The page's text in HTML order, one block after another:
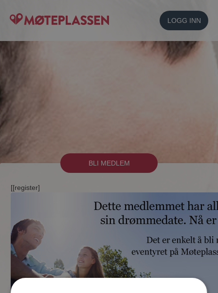
LOGG INN
BLI MEDLEM
[[register]